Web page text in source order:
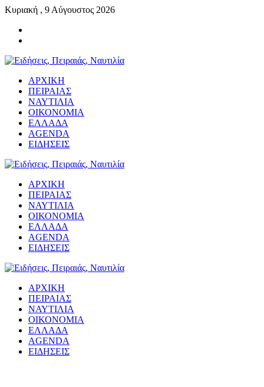
Κυριακή , 9 Αύγουστος 2026
ΑΡΧΙΚΗ
ΠΕΙΡΑΙΑΣ
ΝΑΥΤΙΛΙΑ
ΟΙΚΟΝΟΜΙΑ
ΕΛΛΑΔΑ
AGENDA
ΕΙΔΗΣΕΙΣ
ΑΡΧΙΚΗ
ΠΕΙΡΑΙΑΣ
ΝΑΥΤΙΛΙΑ
ΟΙΚΟΝΟΜΙΑ
ΕΛΛΑΔΑ
AGENDA
ΕΙΔΗΣΕΙΣ
ΑΡΧΙΚΗ
ΠΕΙΡΑΙΑΣ
ΝΑΥΤΙΛΙΑ
ΟΙΚΟΝΟΜΙΑ
ΕΛΛΑΔΑ
AGENDA
ΕΙΔΗΣΕΙΣ